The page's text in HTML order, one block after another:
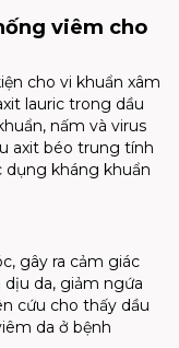
viêm cho
cho vi khuẩn xâm
lauric trong dầu
nấm và virus
axit béo trung tính
dụng kháng khuẩn
gây ra cảm giác
da, giảm ngứa
cứu cho thấy dầu
da ở bệnh